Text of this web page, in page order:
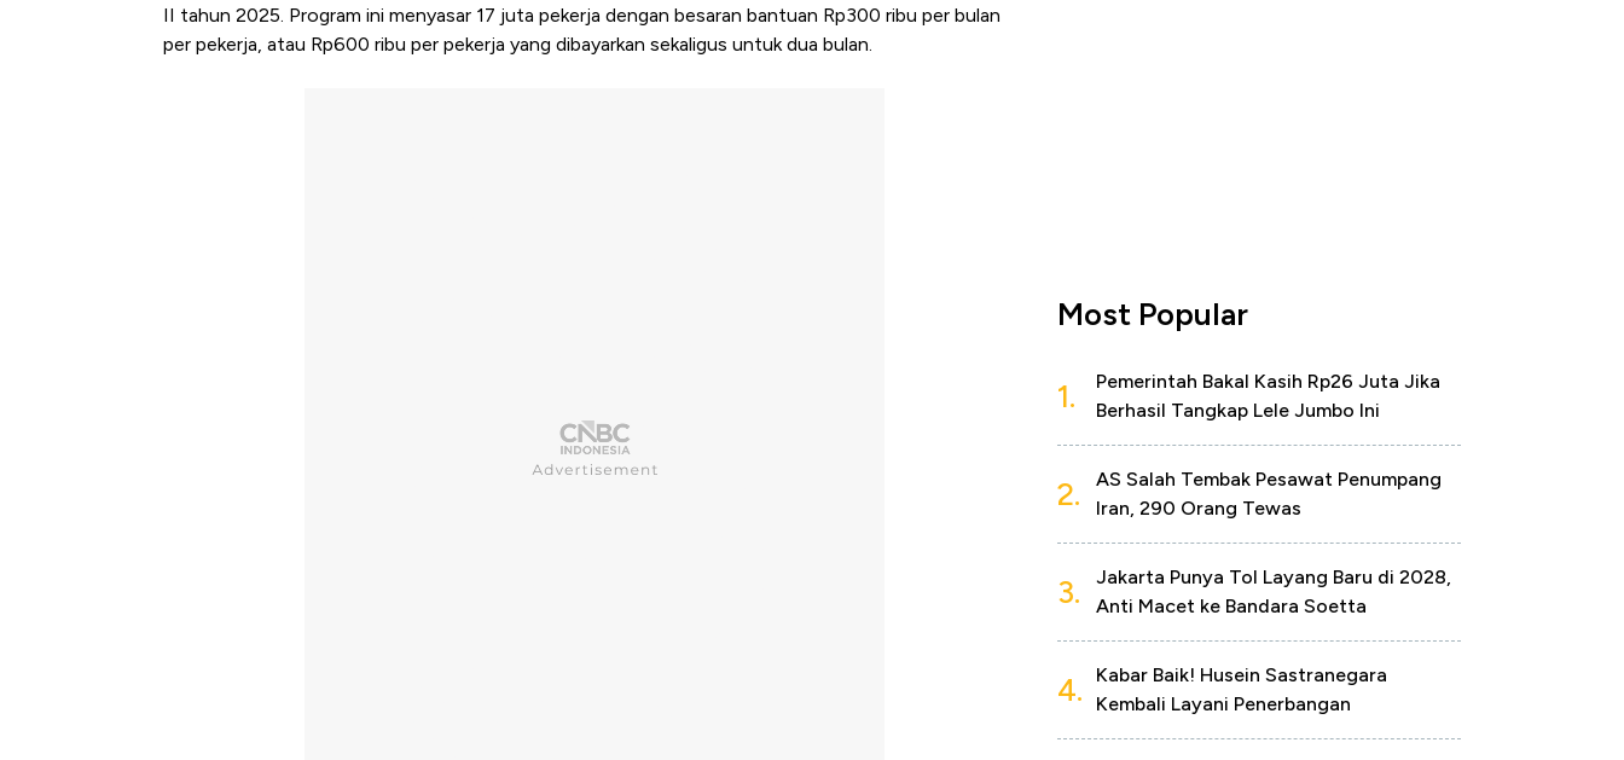
II tahun 2025. Program ini menyasar 17 juta pekerja dengan besaran bantuan Rp300 ribu per bulan
per pekerja, atau Rp600 ribu per pekerja yang dibayarkan sekaligus untuk dua bulan.
Most Popular
1.
Pemerintah Bakal Kasih Rp26 Juta Jika
Berhasil Tangkap Lele Jumbo Ini
2.
AS Salah Tembak Pesawat Penumpang
Iran, 290 Orang Tewas
3.
Jakarta Punya Tol Layang Baru di 2028,
Anti Macet ke Bandara Soetta
4.
Kabar Baik! Husein Sastranegara
Kembali Layani Penerbangan